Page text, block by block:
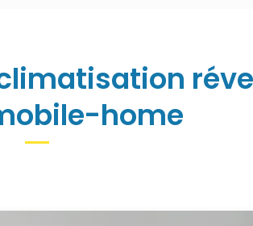
home